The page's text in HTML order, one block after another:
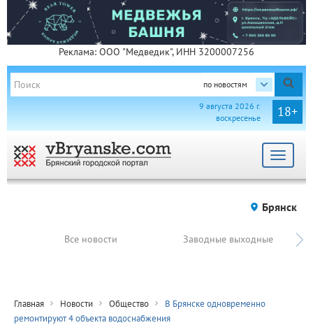
Реклама: ООО "Медведик", ИНН 3200007256
по новостям
18+
9 августа 2026 г.
воскресенье
Toggle
Брянск
Все новости Заводные выходные
Главная Новости Общество
В Брянске одновременно
ремонтируют 4 объекта водоснабжения